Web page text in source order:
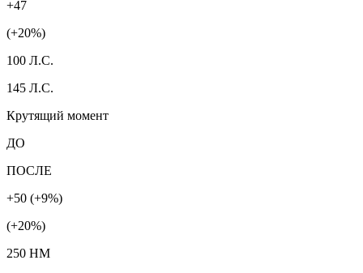
+47
(+20%)
100 Л.С.
145 Л.С.
Крутящий момент
ДО
ПОСЛЕ
+50 (+9%)
(+20%)
250 HM